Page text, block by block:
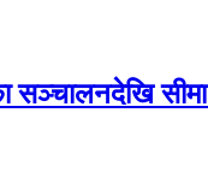
सञ्चालनदेखि सीमा